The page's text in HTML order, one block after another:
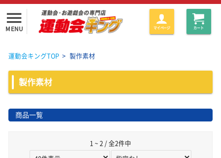
menu
MENU マイページ カート
運動会キングTOP > 製作素材
製作素材
商品一覧
1 ~ 2 / 全2件中